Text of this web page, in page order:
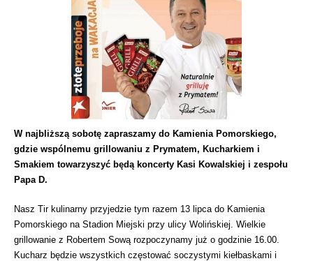
W najbliższą sobotę zapraszamy do Kamienia Pomorskiego,
gdzie wspólnemu grillowaniu z Prymatem, Kucharkiem i
Smakiem towarzyszyć będą koncerty Kasi Kowalskiej i zespołu
Papa D.
Nasz Tir kulinarny przyjedzie tym razem 13 lipca do Kamienia
Pomorskiego na Stadion Miejski przy ulicy Wolińskiej. Wielkie
grillowanie z Robertem Sową rozpoczynamy już o godzinie 16.00.
Kucharz będzie wszystkich częstować soczystymi kiełbaskami i